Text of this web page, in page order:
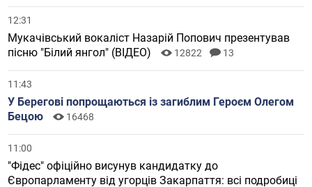
12:31
Мукачівський вокаліст Назарій Попович презентував
пісню "Білий янгол" (ВІДЕО)
12822 13
11:43
У Берегові попрощаються із загиблим Героєм Олегом
Бецою
16468
11:00
"Фідес" офіційно висунув кандидатку до
Європарламенту від угорців Закарпаття: всі подробиці